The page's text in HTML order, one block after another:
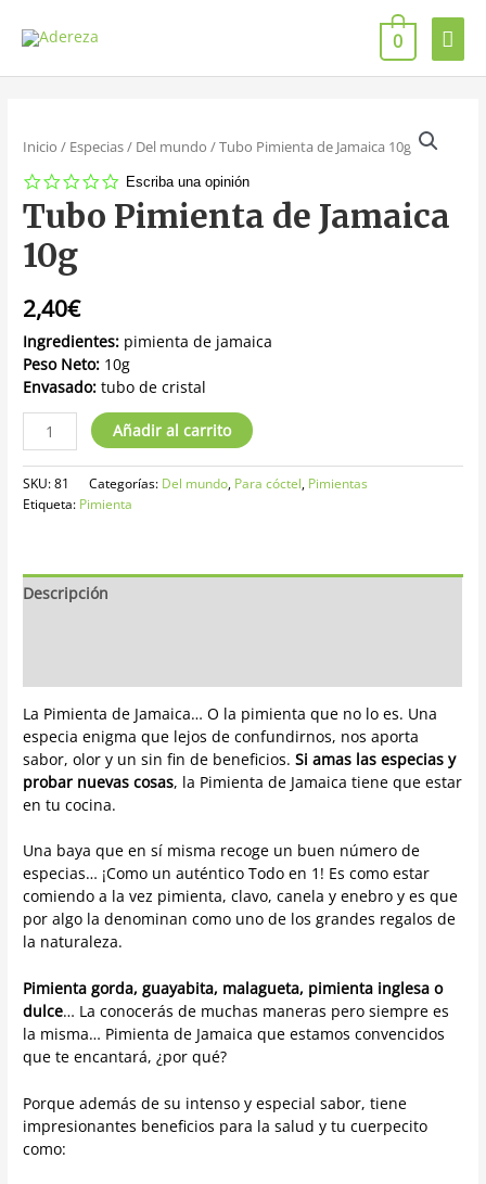
0
Inicio / Especias/ Del mundo / Tubo Pimienta de Jamaica 10g
0.0
star
rating
Escriba una opinión
Tubo Pimienta de Jamaica
10g
2,40€
Ingredientes: pimienta de jamaica
Peso Neto: 10g
Envasado: tubo de cristal
Añadir al carrito
SKU:81 Categorías: Del mundo, Para cóctel, Pimientas
Etiqueta: Pimienta
Descripción
La Pimienta de Jamaica… O la pimienta que no lo es. Una
especia enigma que lejos de confundirnos, nos aporta
sabor, olor y un sin fin de beneficios.Si amas las especias y
probar nuevas cosas, la Pimienta de Jamaica tiene que estar
en tu cocina.
Una baya que en sí misma recoge un buen número de
especias… ¡Como un auténtico Todo en 1! Es como estar
comiendo a la vez pimienta, clavo, canela y enebro y es que
por algo la denominan como uno de los grandes regalos de
la naturaleza.
Pimienta gorda, guayabita, malagueta, pimienta inglesa o
dulce… La conocerás de muchas maneras pero siempre es
la misma… Pimienta de Jamaica que estamos convencidos
que te encantará, ¿por qué?
Porque además de su intenso y especial sabor, tiene
impresionantes beneficios para la salud y tu cuerpecito
como: